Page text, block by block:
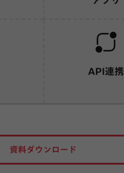
API連携
資料ダウンロード